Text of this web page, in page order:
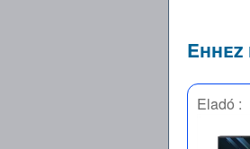
Eladó :